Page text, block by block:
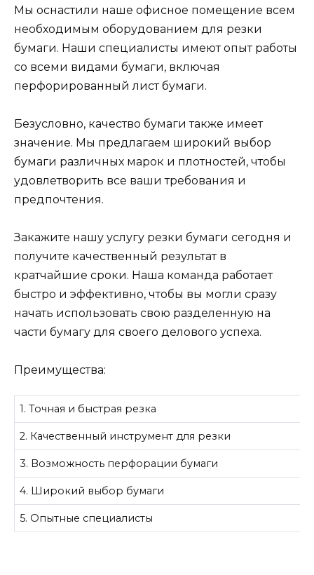
Мы оснастили наше офисное помещение всем
необходимым оборудованием для резки
бумаги. Наши специалисты имеют опыт работы
со всеми видами бумаги, включая
перфорированный лист бумаги.
Безусловно, качество бумаги также имеет
значение. Мы предлагаем широкий выбор
бумаги различных марок и плотностей, чтобы
удовлетворить все ваши требования и
предпочтения.
Закажите нашу услугу резки бумаги сегодня и
получите качественный результат в
кратчайшие сроки. Наша команда работает
быстро и эффективно, чтобы вы могли сразу
начать использовать свою разделенную на
части бумагу для своего делового успеха.
Преимущества:
1. Точная и быстрая резка
2. Качественный инструмент для резки
3. Возможность перфорации бумаги
4. Широкий выбор бумаги
5. Опытные специалисты